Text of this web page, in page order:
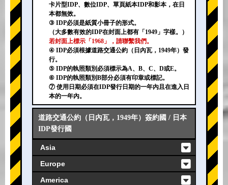
卡片型IDP、數位IDP、單頁紙本IDP和影本，在日
本都無效。
③ IDP必須是紙質小冊子的形式。
（大多數有效的IDP在封面上都有「1949」字樣。）
若封面上標示「1968」，請聯繫我們。
④ IDP必須根據道路交通公約（日內瓦，1949年）發
行。
⑤ IDP的執照類別必須標示為A、B、C、D或E。
⑥ IDP的執照類別B部分必須有印章或標記。
⑦ 使用日期必須在IDP發行日期的一年內且在進入日
本的一年內。
道路交通公約（日內瓦，1949年）簽約國 / 日本
IDP發行國
Asia
Europe
America